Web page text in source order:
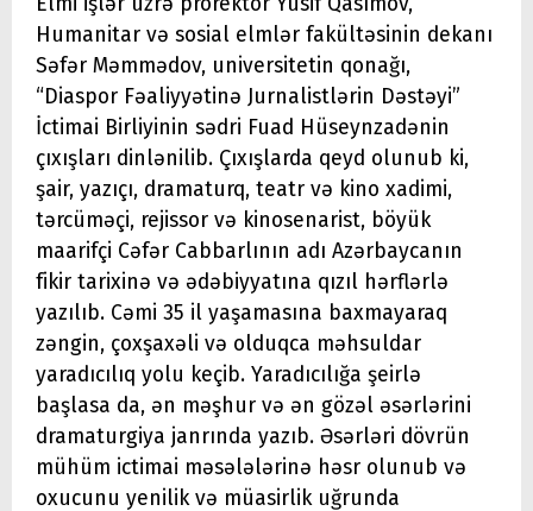
Humanitar və sosial elmlər fakültəsinin dekanı
Səfər Məmmədov, universitetin qonağı,
“Diaspor Fəaliyyətinə Jurnalistlərin Dəstəyi”
İctimai Birliyinin sədri Fuad Hüseynzadənin
çıxışları dinlənilib. Çıxışlarda qeyd olunub ki,
şair, yazıçı, dramaturq, teatr və kino xadimi,
tərcüməçi, rejissor və kinosenarist, böyük
maarifçi Cəfər Cabbarlının adı Azərbaycanın
fikir tarixinə və ədəbiyyatına qızıl hərflərlə
yazılıb. Cəmi 35 il yaşamasına baxmayaraq
zəngin, çoxşaxəli və olduqca məhsuldar
yaradıcılıq yolu keçib. Yaradıcılığa şeirlə
başlasa da, ən məşhur və ən gözəl əsərlərini
dramaturgiya janrında yazıb. Əsərləri dövrün
mühüm ictimai məsələlərinə həsr olunub və
oxucunu yenilik və müasirlik uğrunda